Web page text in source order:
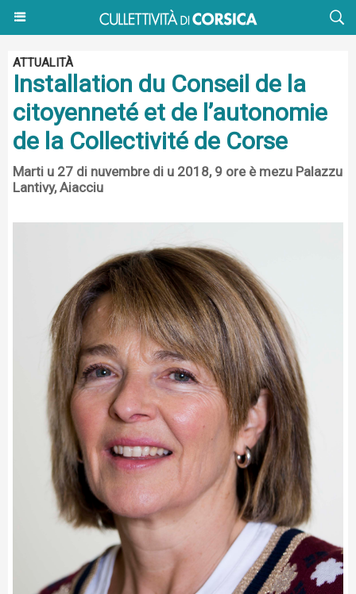
ATTUALITÀ
Installation du Conseil de la
citoyenneté et de l’autonomie
de la Collectivité de Corse
Marti u 27 di nuvembre di u 2018, 9 ore è mezu Palazzu
Lantivy, Aiacciu